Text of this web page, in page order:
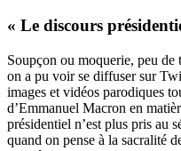
« Le discours
Soupçon ou moquerie, peu de
on a pu voir se diffuser sur
images et vidéos parodiques
d’Emmanuel Macron en
présidentiel n’est plus pris au
quand on pense à la sacralité